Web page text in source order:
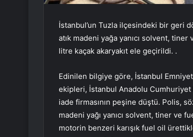
İstanbul’un Tuzla ilçesindeki bir geri
atık madeni yağa yanıcı solvent,
litre kaçak akaryakıt ele geçirildi. .
Edinilen bilgiye göre, İstanbul
ekipleri, İstanbul Anadolu Cumhuriyet
iade firmasının peşine düştü. Polis,
madeni yağı yanıcı solvent, tiner ve
motorin benzeri karışık fuel oil